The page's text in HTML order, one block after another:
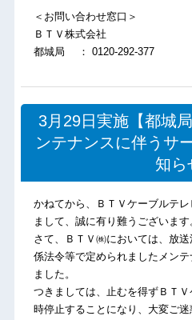
＜お問い合わせ窓口＞
ＢＴＶ株式会社
都城局 ： 0120-292-377
3月29日実施【都城
ンテナンスに伴うサ
知ら
かねてから、ＢＴＶケーブルテ
まして、誠に有り難うございます
さて、ＢＴＶ㈱においては、放
係法令等で定められましたメン
ました。
つきましては、止むを得ずＢＴ
時停止することになり、大変ご